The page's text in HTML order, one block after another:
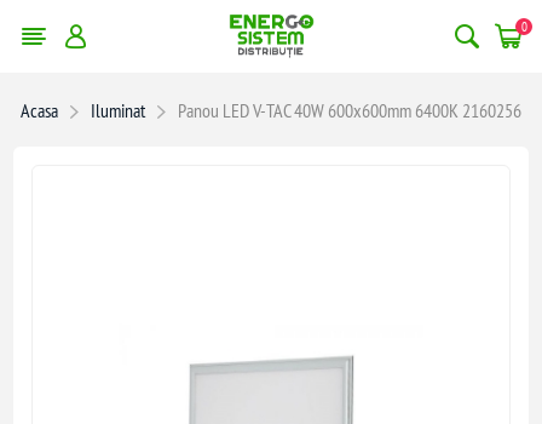
0
Acasa Iluminat Panou LED V-TAC 40W 600x600mm 6400K 2160256